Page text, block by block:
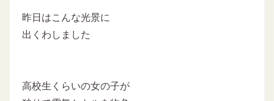
昨日はこんな光景に
出くわしました
高校生くらいの女の子が